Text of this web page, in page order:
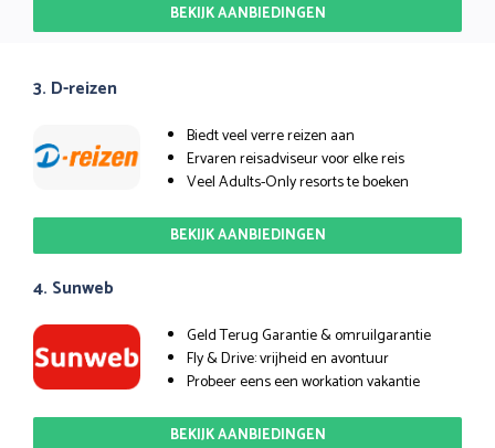
BEKIJK AANBIEDINGEN
3. D-reizen
Biedt veel verre reizen aan
Ervaren reisadviseur voor elke reis
Veel Adults-Only resorts te boeken
BEKIJK AANBIEDINGEN
4. Sunweb
Geld Terug Garantie & omruilgarantie
Fly & Drive: vrijheid en avontuur
Probeer eens een workation vakantie
BEKIJK AANBIEDINGEN